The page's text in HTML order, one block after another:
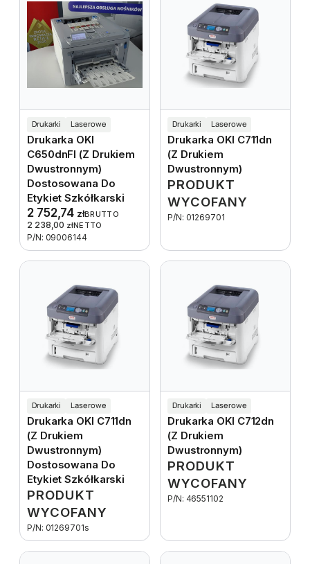
Drukarki Laserowe
Drukarka OKI
C650dnFl (z Drukiem
Dwustronnym)
Dostosowana Do
Etykiet Szkółkarski
2 752,74 złBRUTTO
2 238,00 złNETTO
P/N: 09006144
Drukarki Laserowe
Drukarka OKI C711dn
(z Drukiem
Dwustronnym)
PRODUKT
WYCOFANY
P/N: 01269701
Drukarki Laserowe
Drukarka OKI C711dn
(z Drukiem
Dwustronnym)
Dostosowana Do
Etykiet Szkółkarski
PRODUKT
WYCOFANY
P/N: 01269701s
Drukarki Laserowe
Drukarka OKI C712dn
(z Drukiem
Dwustronnym)
PRODUKT
WYCOFANY
P/N: 46551102